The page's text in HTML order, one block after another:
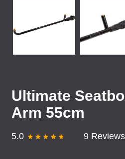
Ultimate
Arm 55cm
5.0 9 Reviews